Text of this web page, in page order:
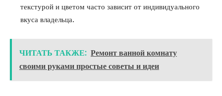
текстурой и цветом часто зависит от индивидуального
вкуса владельца.
ЧИТАТЬ ТАКЖЕ: Ремонт ванной комнату
своими руками простые советы и идеи